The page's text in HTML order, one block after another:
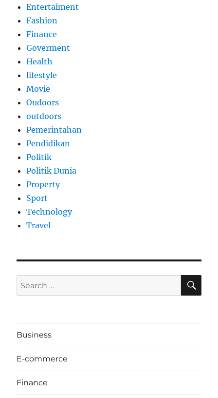
Entertaiment
Fashion
Finance
Goverment
Health
lifestyle
Movie
Oudoors
outdoors
Pemerintahan
Pendidikan
Politik
Politik Dunia
Property
Sport
Technology
Travel
Search
for:
Business
E-commerce
Finance